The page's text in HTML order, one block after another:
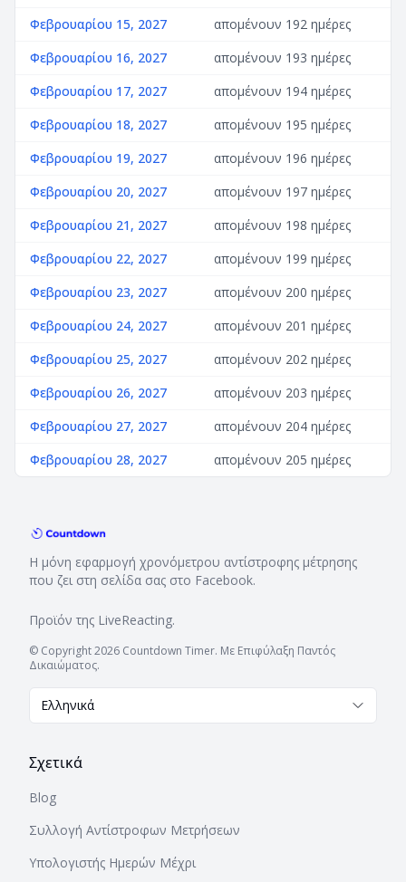
Φεβρουαρίου 15, 2027
απομένουν 192 ημέρες
Φεβρουαρίου 16, 2027
απομένουν 193 ημέρες
Φεβρουαρίου 17, 2027
απομένουν 194 ημέρες
Φεβρουαρίου 18, 2027
απομένουν 195 ημέρες
Φεβρουαρίου 19, 2027
απομένουν 196 ημέρες
Φεβρουαρίου 20, 2027
απομένουν 197 ημέρες
Φεβρουαρίου 21, 2027
απομένουν 198 ημέρες
Φεβρουαρίου 22, 2027
απομένουν 199 ημέρες
Φεβρουαρίου 23, 2027
απομένουν 200 ημέρες
Φεβρουαρίου 24, 2027
απομένουν 201 ημέρες
Φεβρουαρίου 25, 2027
απομένουν 202 ημέρες
Φεβρουαρίου 26, 2027
απομένουν 203 ημέρες
Φεβρουαρίου 27, 2027
απομένουν 204 ημέρες
Φεβρουαρίου 28, 2027
απομένουν 205 ημέρες
Η μόνη εφαρμογή χρονόμετρου αντίστροφης μέτρησης
που ζει στη σελίδα σας στο Facebook.
Προϊόν της LiveReacting.
© Copyright 2026 Countdown Timer. Με Επιφύλαξη Παντός
Δικαιώματος.
Ελληνικά
Σχετικά
Blog
Συλλογή Αντίστροφων Μετρήσεων
Υπολογιστής Ημερών Μέχρι